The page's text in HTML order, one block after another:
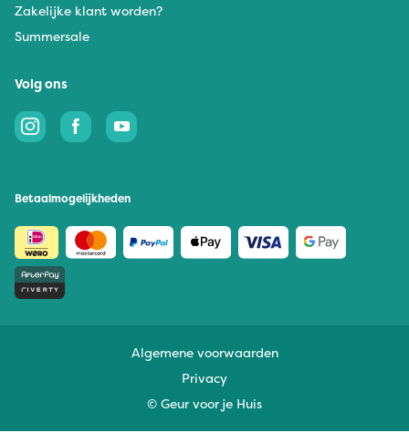
Zakelijke klant worden?
Summersale
Volg ons
Betaalmogelijkheden
Algemene voorwaarden
Privacy
© Geur voor je Huis